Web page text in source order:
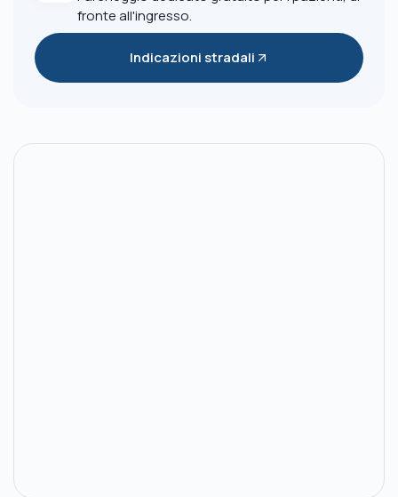
fronte all'ingresso.
Indicazioni stradali